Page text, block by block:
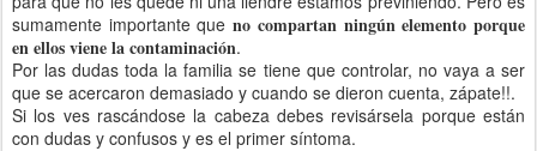
sumamente importante queno compartan ningún elemento porque
en ellos viene la contaminación.
Por las dudas toda la familia se tiene que controlar, no vaya a ser
que se acercaron demasiado y cuando se dieron cuenta, zápate!!.
Si los ves rascándose la cabeza debes revisársela porque están
con dudas y confusos y es el primer síntoma.